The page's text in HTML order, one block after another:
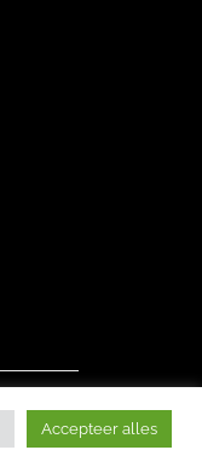
Accepteer alles